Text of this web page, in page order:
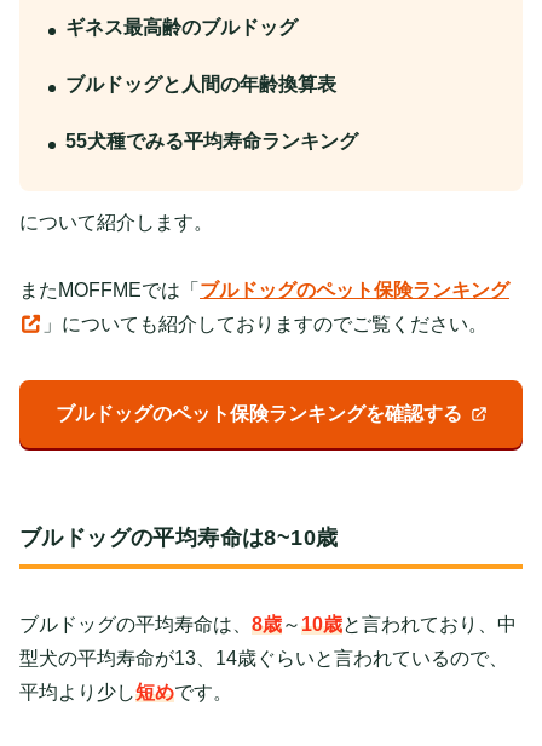
ギネス最高齢のブルドッグ
ブルドッグと人間の年齢換算表
55犬種でみる平均寿命ランキング
について紹介します。
またMOFFMEでは「 ブルドッグのペット保険ランキング
」についても紹介しておりますのでご覧ください。
ブルドッグのペット保険ランキングを確認する
ブルドッグの平均寿命は8~10歳
ブルドッグの平均寿命は、 8歳～10歳と言われており、中
型犬の平均寿命が13、14歳ぐらいと言われているので、
平均より少し短めです。